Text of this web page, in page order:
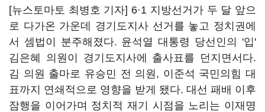
[뉴스토마토 최병호 기자] 6·1 지방선거가 두 달 앞으
로 다가온 가운데 경기도지사 선거를 놓고 정치권에
서 셈법이 분주해졌다. 윤석열 대통령 당선인의 '입'
김은혜 의원이 경기도지사에 출사표를 던지면서다.
김 의원 출마로 유승민 전 의원, 이준석 국민의힘 대
표까지 연쇄적으로 영향을 받게 됐다. 대선 패배 이후
잠행을 이어가며 정치적 재기 시점을 노리는 이재명